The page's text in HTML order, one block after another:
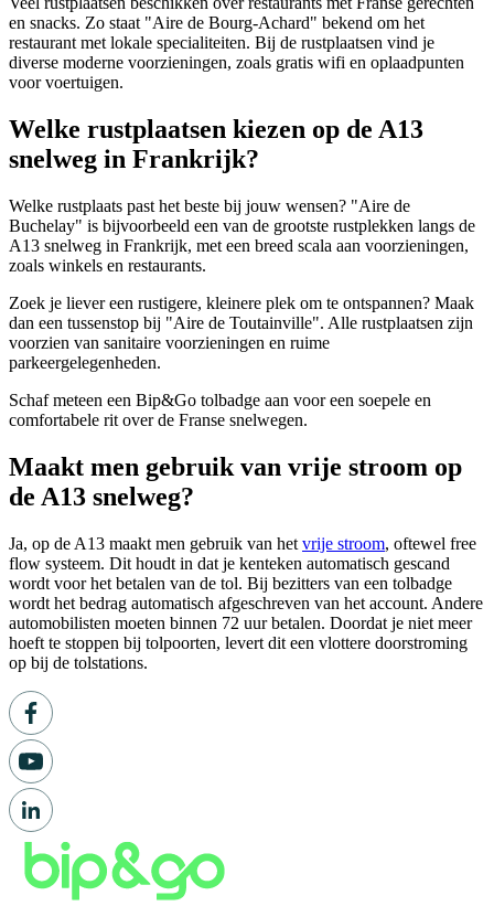
en snacks. Zo staat "Aire de Bourg-Achard" bekend om het
restaurant met lokale specialiteiten. Bij de rustplaatsen vind je
diverse moderne voorzieningen, zoals gratis wifi en oplaadpunten
voor voertuigen.
Welke rustplaatsen kiezen op de A13
snelweg in Frankrijk?
Welke rustplaats past het beste bij jouw wensen? "Aire de
Buchelay" is bijvoorbeeld een van de grootste rustplekken langs de
A13 snelweg in Frankrijk, met een breed scala aan voorzieningen,
zoals winkels en restaurants.
Zoek je liever een rustigere, kleinere plek om te ontspannen? Maak
dan een tussenstop bij "Aire de Toutainville". Alle rustplaatsen zijn
voorzien van sanitaire voorzieningen en ruime
parkeergelegenheden.
Schaf meteen een Bip&Go tolbadge aan voor een soepele en
comfortabele rit over de Franse snelwegen.
Maakt men gebruik van vrije stroom op
de A13 snelweg?
Ja, op de A13 maakt men gebruik van het vrije stroom, oftewel free
flow systeem. Dit houdt in dat je kenteken automatisch gescand
wordt voor het betalen van de tol. Bij bezitters van een tolbadge
wordt het bedrag automatisch afgeschreven van het account. Andere
automobilisten moeten binnen 72 uur betalen. Doordat je niet meer
hoeft te stoppen bij tolpoorten, levert dit een vlottere doorstroming
op bij de tolstations.